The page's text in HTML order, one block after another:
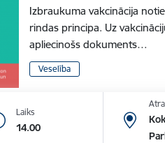
Izbraukuma vakcinācija
rindas principa. Uz
apliecinošs dokuments…
Veselība
Laiks
14.00